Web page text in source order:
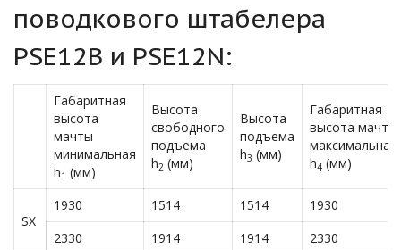
поводкового штабелера
PSE12B и PSE12N:
Габаритная
высота
мачты
минимальная
h1 (мм)
Высота
свободного
подъема
h2 (мм)
Высота
подъема
h3 (мм)
Габаритная
высота мачты
максимальная
h4 (мм)
SX
1930 1514 1514
1930
2330
1914 1914 2330